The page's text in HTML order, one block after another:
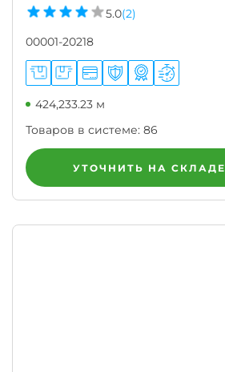
5.0(2)
00001-20218
424,233.23 м
Товаров в системе: 86
УТОЧНИТЬ НА СКЛАДЕ